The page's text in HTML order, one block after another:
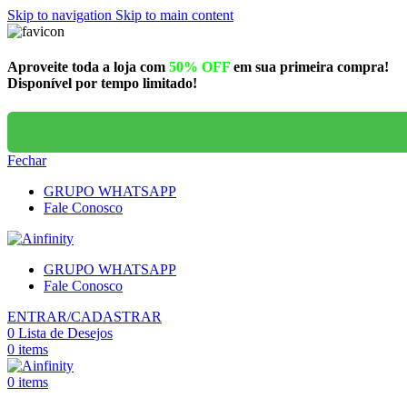
Skip to navigation Skip to main content
Aproveite toda a loja com 50% OFF em sua primeira compra!
Disponível por tempo limitado!
Fechar
GRUPO WHATSAPP
Fale Conosco
GRUPO WHATSAPP
Fale Conosco
ENTRAR/CADASTRAR
0 Lista de Desejos
0 items
0 items